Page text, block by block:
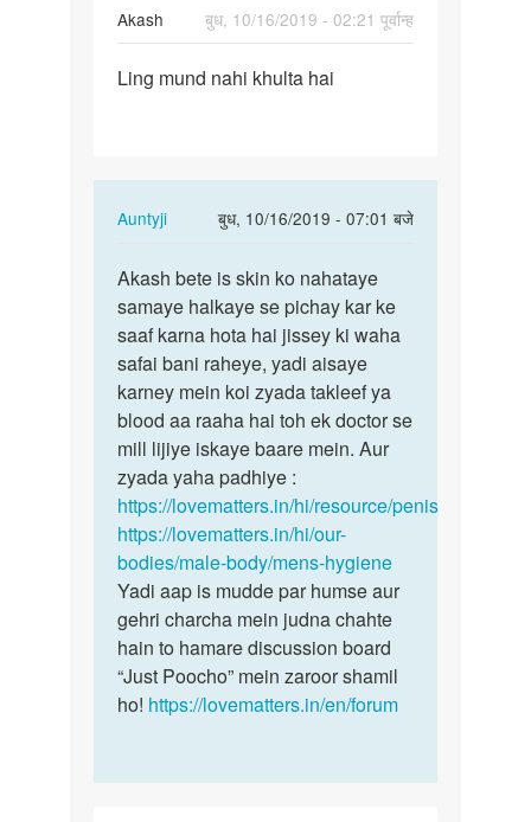
Akash
बुध, 10/16/2019 - 02:21 पूर्वान्ह
Land
Ling mund nahi khulta hai
Auntyji
बुध, 10/16/2019 - 07:01 बजे
In
to
Land
mund
nahi
khulta
hai
by
Akash
Akash
bete
is
skin
ko…
Akash bete is skin ko nahataye
samaye halkaye se pichay kar ke
saaf karna hota hai jissey ki waha
safai bani raheye, yadi aisaye
karney mein koi zyada takleef ya
blood aa raaha hai toh ek doctor se
mill lijiye iskaye baare mein. Aur
zyada yaha padhiye :
https://lovematters.in/hi/resource/penis
https://lovematters.in/hi/our-
bodies/male-body/mens-hygiene
Yadi aap is mudde par humse aur
gehri charcha mein judna chahte
hain to hamare discussion board
“Just Poocho” mein zaroor shamil
ho! https://lovematters.in/en/forum